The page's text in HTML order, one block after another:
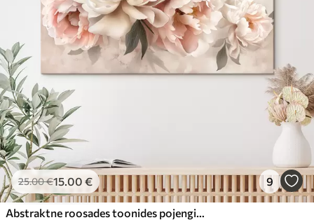
25.00€15.00 € 9
Abstraktne roosades toonides pojengide kimp